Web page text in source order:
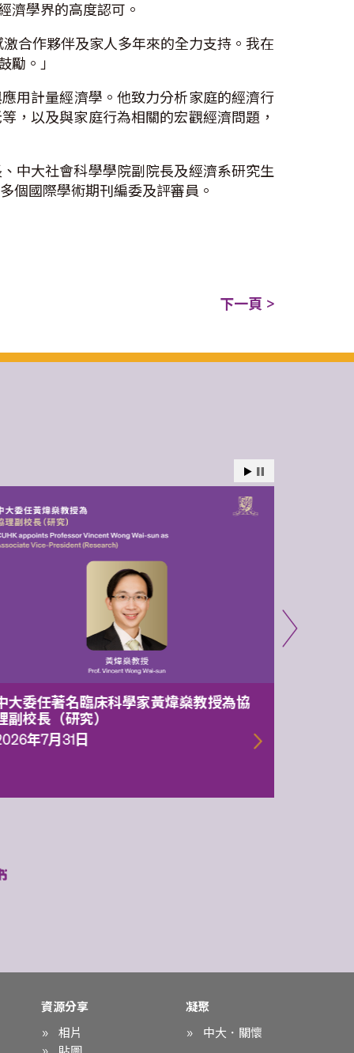
濟學界的高度認可。
合作夥伴及家人多年來的全力支持。我在
勵。」
用計量經濟學。他致力分析家庭的經濟行
，以及與家庭行為相關的宏觀經濟問題，
中大社會科學學院副院長及經濟系研究生
個國際學術期刊編委及評審員。
下一頁 >
大委任著名臨床科學家黃煒燊教授為協
副校長（研究）
年7月31日
資源分享
相片
凝聚
中大．關懷